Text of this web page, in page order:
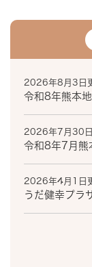
2026年8月3日
令和8年熊本
2026年7月30
令和8年7月
2026年4月1日
うだ健幸プラ